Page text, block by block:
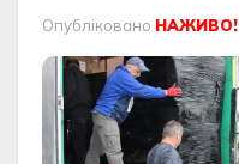
Опубліковано НАЖИВО!